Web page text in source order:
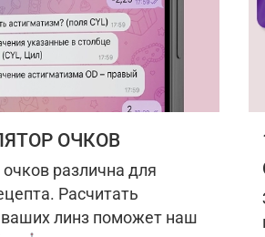
ОЧКОВ
различна для
Расчитать
ваших линз поможет наш